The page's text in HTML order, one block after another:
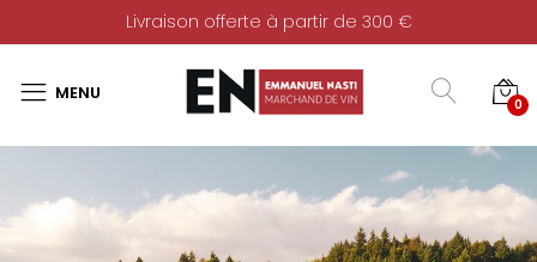
Livraison offerte à partir de 300 €
0